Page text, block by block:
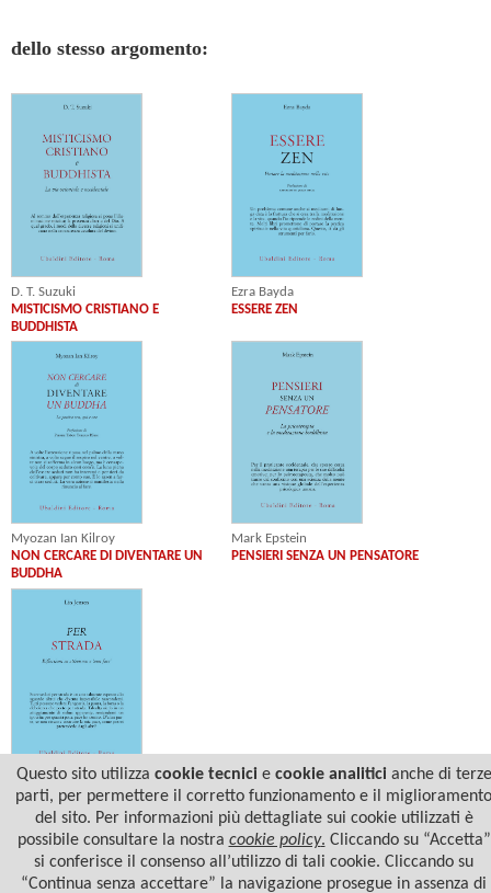
dello stesso argomento:
D. T. Suzuki
MISTICISMO CRISTIANO E
BUDDHISTA
Ezra Bayda
ESSERE ZEN
Myozan Ian Kilroy
NON CERCARE DI DIVENTARE UN
BUDDHA
Mark Epstein
PENSIERI SENZA UN PENSATORE
Lin Jensen
PER STRADA
Questo sito utilizza cookie tecnicie cookie analiticianche di terze
parti, per permettere il corretto funzionamento e il miglioramento
del sito. Per informazioni più dettagliate sui cookie utilizzati è
possibile consultare la nostra cookie policy. Cliccando su “Accetta”
si conferisce il consenso all’utilizzo di tali cookie. Cliccando su
“Continua senza accettare” la navigazione prosegue in assenza di